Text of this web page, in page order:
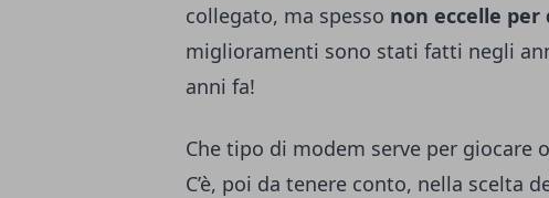
collegato, ma spesso non eccelle
miglioramenti sono stati fatti negli
anni fa!
Che tipo di modem serve per giocare
C’è, poi da tenere conto, nella scelta